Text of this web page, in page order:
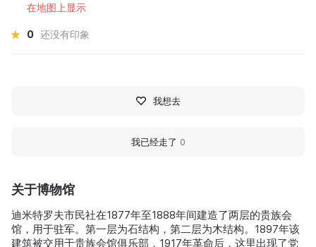
关于博物馆
迪米特罗夫市民社在1877年至1888年间建造了两层的贵族会
馆，用于驻军。第一层为石结构，第二层为木结构。1897年该
建筑被交用于贵族会馆俱乐部，1917年革命后，这里出现了党
在地图上显示
0 还没有印象
我想去
我已经走了 0